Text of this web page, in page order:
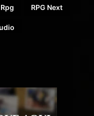
Rpg RPG Next